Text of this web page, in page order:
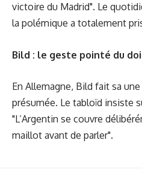
victoire du Madrid". Le
la polémique a totalement
Bild : le geste pointé du
En Allemagne, Bild fait sa
présumée. Le tabloïd insiste
"L’Argentin se couvre
maillot avant de parler".